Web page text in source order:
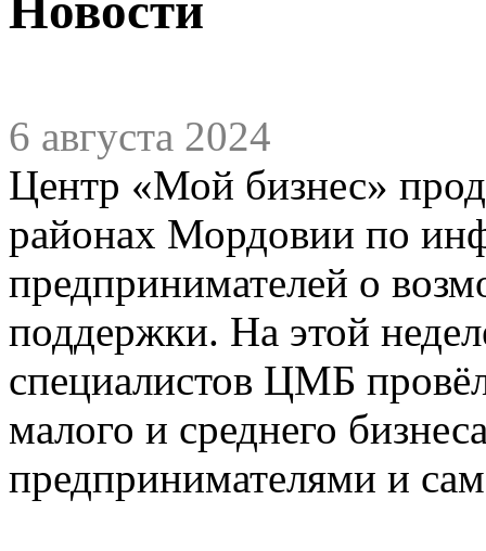
6 августа 2024
Центр «Мой бизнес»
районах Мордовии по
предпринимателей о
поддержки. На этой
специалистов ЦМБ
малого и среднего
предпринимателями и